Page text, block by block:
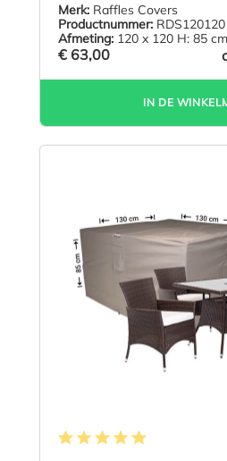
Merk: Raffles Covers
Productnummer: RDS120120
Afmeting: 120 x 120 H: 85 cm
€ 63,00
IN DE